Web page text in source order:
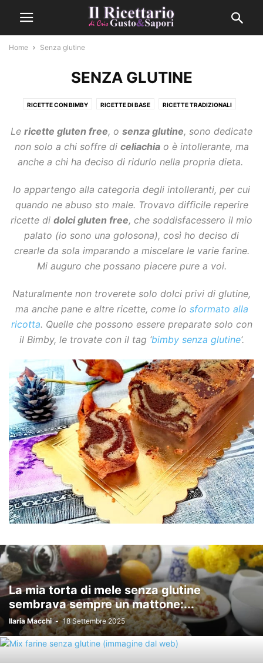
Home Senza glutine
SENZA GLUTINE
RICETTE CON BIMBY RICETTE DI BASE RICETTE TRADIZIONALI
SENZA LATTOSIO
Le ricette gluten free, o senza glutine, sono dedicate
non solo a chi soffre di celiachiao è intollerante, ma
anche a chi ha deciso di ridurlo nella propria dieta.
Io appartengo alla categoria degli intolleranti, per cui
quando ne abuso sto male. Trovavo difficile reperire
ricette di dolci gluten free, che soddisfacessero il mio
palato (io sono una golosona), così ho deciso di
crearle da sola imparando a miscelare le varie farine.
Mi auguro che possano piacere pure a voi.
Naturalmente non troverete solo dolci privi di glutine,
ma anche pane e altre ricette, come lo sformato alla
ricotta. Quelle che possono essere preparate solo con
il Bimby, le trovate con il tag ‘bimby senza glutine‘.
La mia torta di mele senza glutine
sembrava sempre un mattone:...
Ilaria Macchi - 18 Settembre 2025